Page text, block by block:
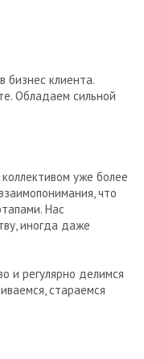
бизнес клиента.
Обладаем сильной
уже более
что
Нас
иногда даже
и регулярно делимся
стараемся